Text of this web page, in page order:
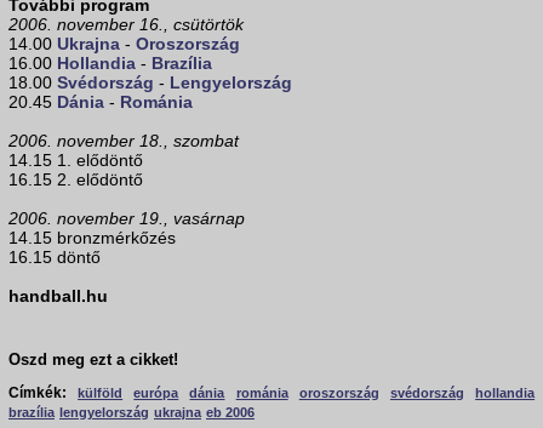
További program
2006. november 16., csütörtök
14.00 Ukrajna - Oroszország
16.00 Hollandia - Brazília
18.00 Svédország - Lengyelország
20.45 Dánia - Románia
2006. november 18., szombat
14.15 1. elődöntő
16.15 2. elődöntő
2006. november 19., vasárnap
14.15 bronzmérkőzés
16.15 döntő
handball.hu
Oszd meg ezt a cikket!
Címkék:
külföld európa dánia románia oroszország svédország
hollandia
brazília lengyelország ukrajna eb 2006